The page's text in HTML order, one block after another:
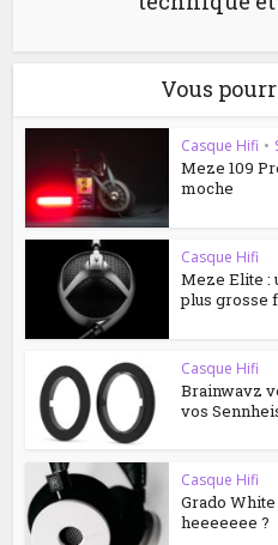
Vous
Casque Hifi •
Meze 109
moche
Casque Hifi
Meze Elite :
plus grosse
Casque Hifi
Brainwavz
vos
Casque Hifi
Grado
heeeeeee ?